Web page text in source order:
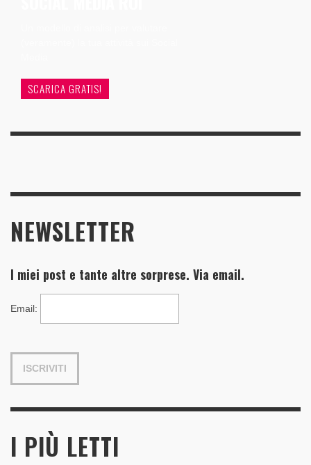
SCARICA GRATIS!
NEWSLETTER
I miei post e tante altre sorprese. Via email.
Email:
I PIÙ LETTI